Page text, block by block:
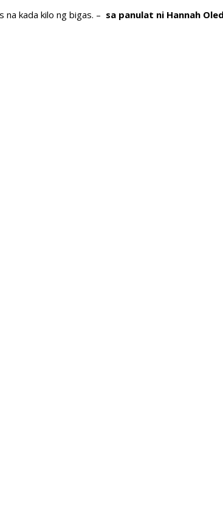
na kada kilo ng bigas. – sa panulat ni Hannah